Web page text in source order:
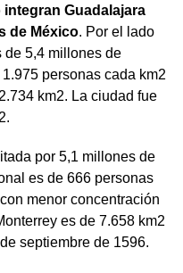
Guadalajara
de México. Por el lado
de 5,4 millones de
personas cada km2
km2. La ciudad fue
por 5,1 millones de
es de 666 personas
menor concentración
es de 7.658 km2
septiembre de 1596.